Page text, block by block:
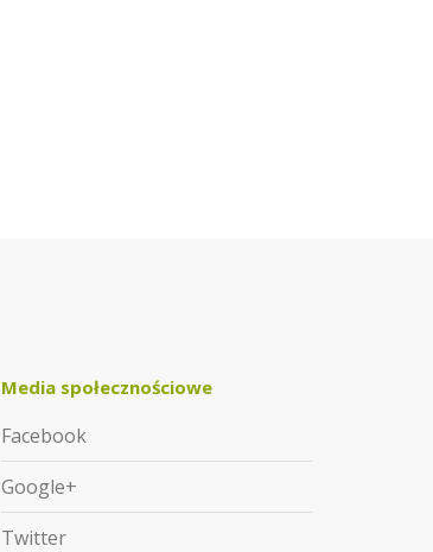
Media społecznościowe
Facebook
Google+
Twitter